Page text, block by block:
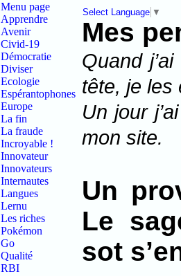
Menu page
Apprendre
Avenir
Civid-19
Démocratie
Diviser
Ecologie
Espérantophones
Europe
La fin
La fraude
Incroyable !
Innovateur
Innovateurs
Internautes
Langues
Lernu
Les riches
Pokémon
Go
Qualité
RBI
Select Language ▼
Mes
Quand
tête, je les
Un jour
mon site.
Un
Le
sot